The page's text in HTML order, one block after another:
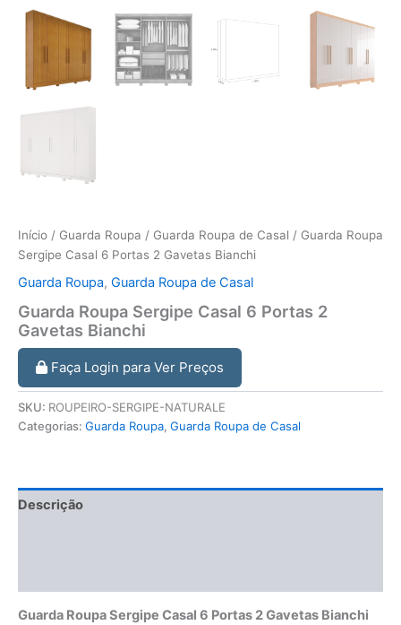
Início / Guarda Roupa / Guarda Roupa de Casal / Guarda Roupa
Sergipe Casal 6 Portas 2 Gavetas Bianchi
Guarda Roupa, Guarda Roupa de Casal
Guarda Roupa Sergipe Casal 6 Portas 2
Gavetas Bianchi
Faça Login para Ver Preços
SKU: ROUPEIRO-SERGIPE-NATURALE
Categorias: Guarda Roupa, Guarda Roupa de Casal
Descrição
Guarda Roupa Sergipe Casal 6 Portas 2 Gavetas Bianchi